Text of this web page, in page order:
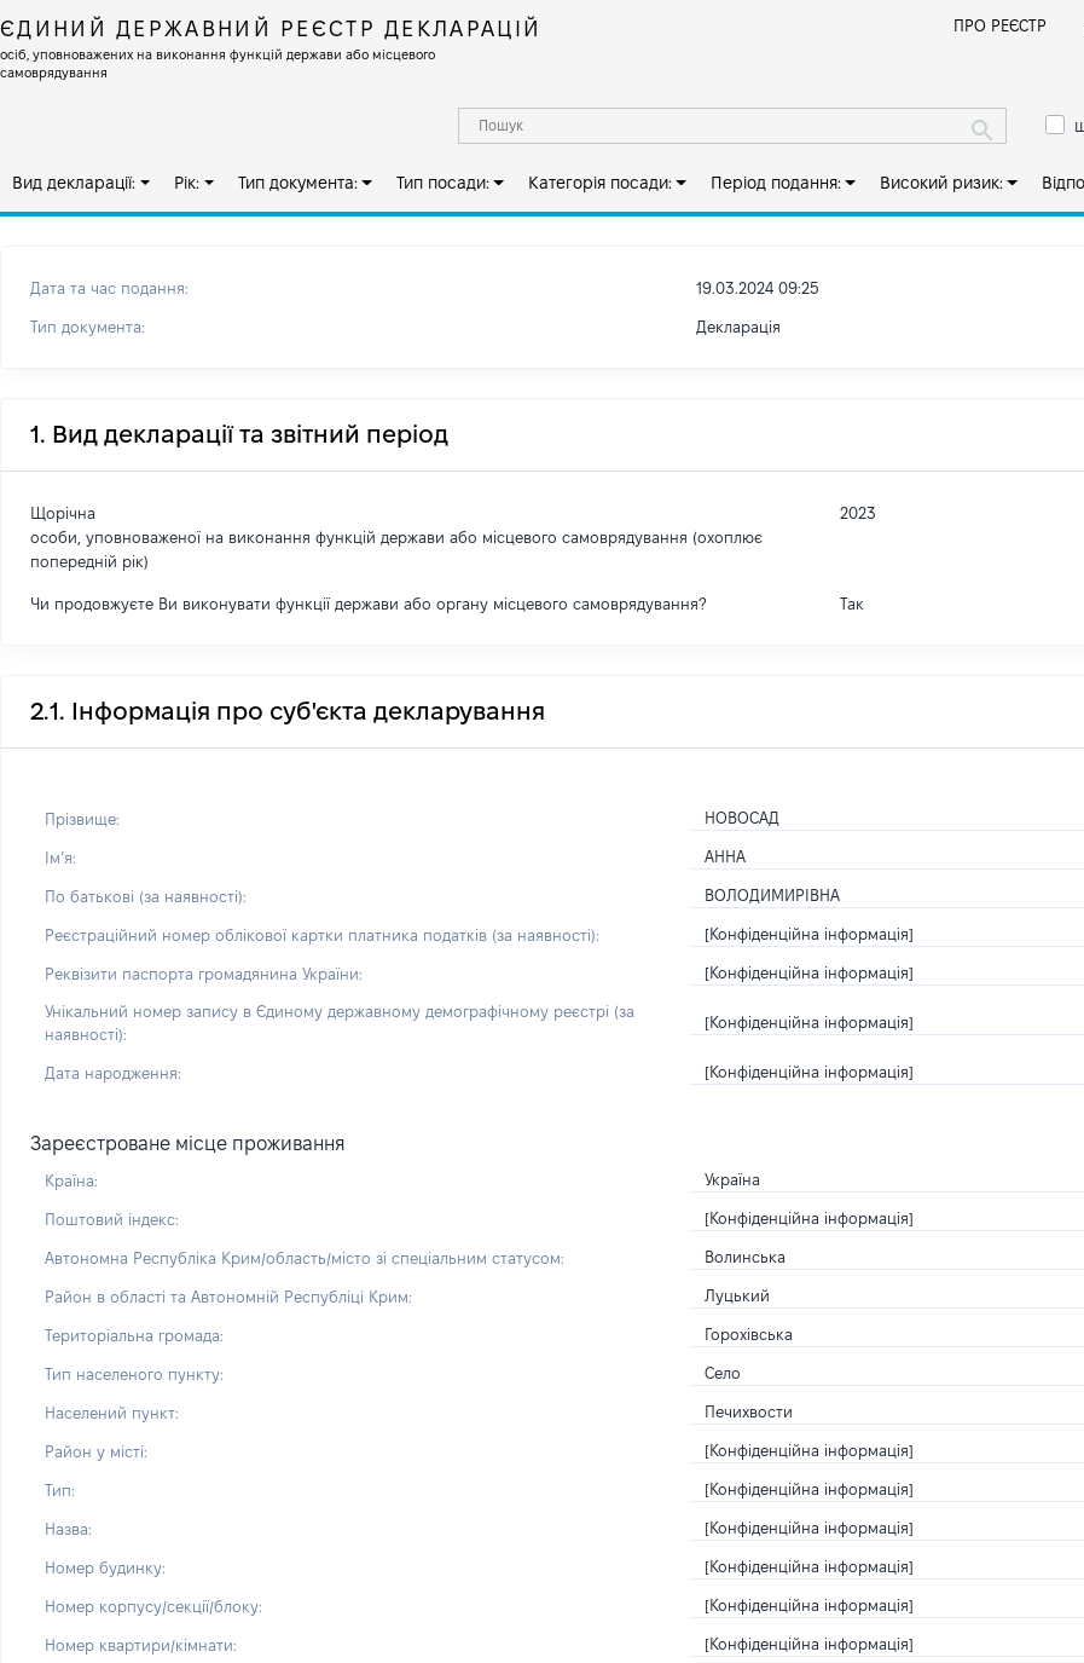
ЄДИНИЙ ДЕРЖАВНИЙ РЕЄСТР ДЕКЛАРАЦІЙ
осіб, уповноважених на виконання функцій держави або місцевого
самоврядування
ПРО РЕЄСТР
Вид декларації: Рік: Тип документа: Тип посади: Категорія посади: Період подання: Високий ризик:
Дата та час подання: 19.03.2024 09:25
Тип документа: Декларація
1. Вид декларації та звітний період
Щорічна
особи, уповноваженої на виконання функцій держави або місцевого самоврядування (охоплює
попередній рік)
2023
Чи продовжуєте Ви виконувати функції держави або органу місцевого самоврядування? Так
2.1. Інформація про суб'єкта декларування
Прізвище: НОВОСАД
Імʼя: АННА
По батькові (за наявності): ВОЛОДИМИРІВНА
Реєстраційний номер облікової картки платника податків (за наявності): [Конфіденційна інформація]
Реквізити паспорта громадянина України: [Конфіденційна інформація]
Унікальний номер запису в Єдиному державному демографічному реєстрі (за
наявності):
[Конфіденційна інформація]
Дата народження: [Конфіденційна інформація]
Зареєстроване місце проживання
Країна: Україна
Поштовий індекс: [Конфіденційна інформація]
Автономна Республіка Крим/область/місто зі спеціальним статусом: Волинська
Район в області та Автономній Республіці Крим: Луцький
Територіальна громада: Горохівська
Тип населеного пункту: Село
Населений пункт: Печихвости
Район у місті: [Конфіденційна інформація]
Тип: [Конфіденційна інформація]
Назва: [Конфіденційна інформація]
Номер будинку: [Конфіденційна інформація]
Номер корпусу/секції/блоку: [Конфіденційна інформація]
Номер квартири/кімнати: [Конфіденційна інформація]